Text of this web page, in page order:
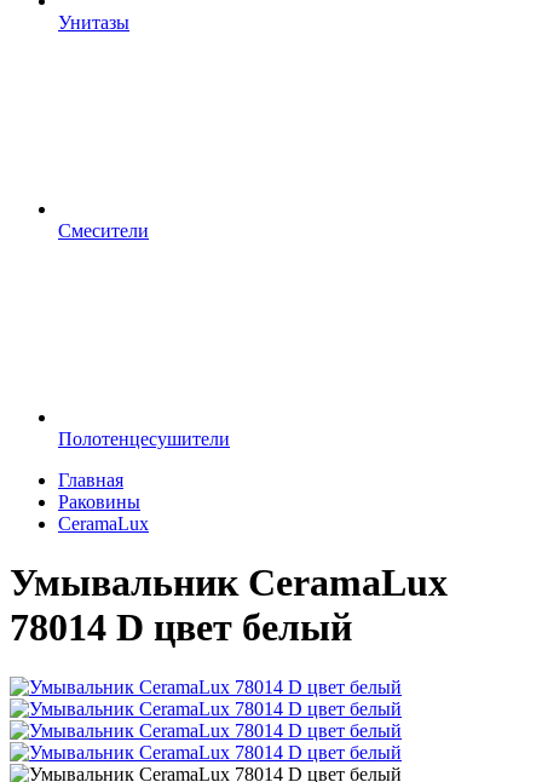
Унитазы
Смесители
Полотенцесушители
Главная
Раковины
CeramaLux
Умывальник CeramaLux
78014 D цвет белый